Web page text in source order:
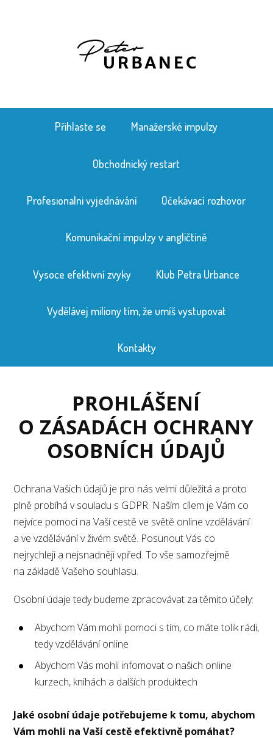
Přihlaste se Manažerské impulzy
Obchodnický restart
Profesionalni vyjednávání Očekávací rozhovor
Komunikační impulzy v angličtině
Vysoce efektivní zvyky Klub Petra Urbance
Vydělávej miliony tím, že umíš vystupovat
Kontakty
PROHLÁŠENÍ
O ZÁSADÁCH OCHRANY
OSOBNÍCH ÚDAJŮ
Ochrana Vašich údajů je pro nás velmi důležitá a proto
plně probíhá v souladu s GDPR. Naším cílem je Vám co
nejvíce pomoci na Vaší cestě ve světě online vzdělávání
a ve vzdělávání v živém světě. Posunout Vás co
nejrychleji a nejsnadněji vpřed. To vše samozřejmě
na základě Vašeho souhlasu.
Osobní údaje tedy budeme zpracovávat za těmito účely:
Abychom Vám mohli pomoci s tím, co máte tolik rádi,
tedy vzdělávání online
Abychom Vás mohli infomovat o našich online
kurzech, knihách a dalších produktech
Jaké osobní údaje potřebujeme k tomu, abychom
Vám mohli na Vaší cestě efektivně pomáhat?